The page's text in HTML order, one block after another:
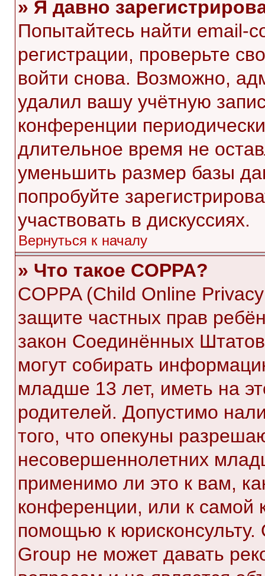
» Я давно
Попытайтесь найти email-
регистрации, проверьте
войти снова. Возможно,
удалил вашу учётную
конференции
длительное время не
уменьшить размер базы
попробуйте
участвовать в дискуссиях.
Вернуться к началу
» Что такое COPPA?
COPPA (Child Online
защите частных прав
закон Соединённых
могут собирать
младше 13 лет, иметь на
родителей. Допустимо
того, что опекуны
несовершеннолетних
применимо ли это к вам,
конференции, или к самой
помощью к
Group не может давать